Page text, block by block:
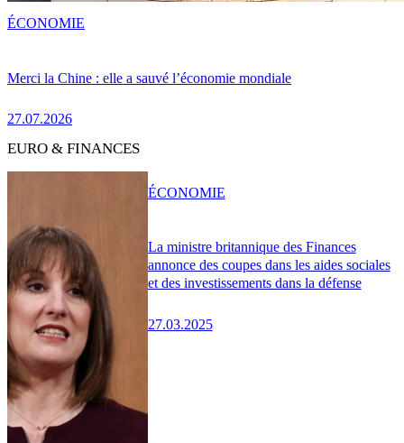
Merci la Chine : elle a sauvé l’économie mondiale
27.07.2026
ÉCONOMIE
EURO & FINANCES
La ministre britannique des Finances
annonce des coupes dans les aides sociales
et des investissements dans la défense
27.03.2025
ÉCONOMIE